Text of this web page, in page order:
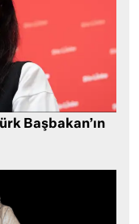
Başbakan’ın